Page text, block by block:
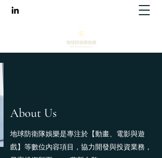
About Us
地球防衛隊娛樂是專注於【動畫、電影與遊
戲】等數位內容項目，協力開發與投資業務，